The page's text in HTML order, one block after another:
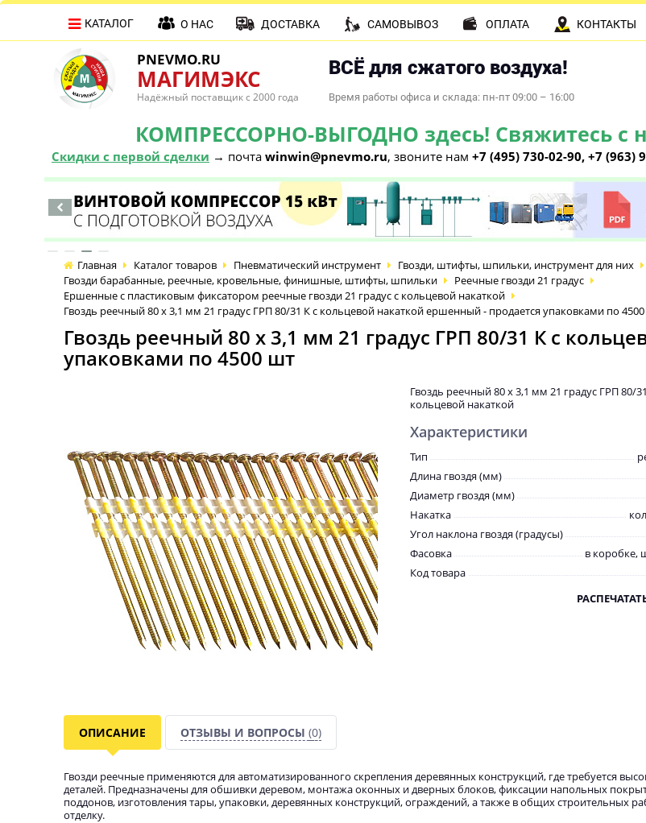
PNEVMO.RU
МАГИМЭКС
Надёжный поставщик с 2000 года
ВСЁ для сжатого воздуха!
Время работы офиса и склада: пн-пт 09:00 – 16:00
КОМПРЕССОРНО-ВЫГОДНО здесь! Свяжитесь с
Скидки с первой сделки → почта winwin@pnevmo.ru, звоните нам +7 (495) 730-02-90, +7 (963)
КАТАЛОГ О НАС ДОСТАВКА САМОВЫВОЗ ОПЛАТА КОНТАКТЫ
Главная Каталог товаров Пневматический инструмент
Гвозди, штифты, шпильки, инструмент для них
Гвозди барабанные, реечные, кровельные, финишные, штифты, шпильки
Реечные гвозди 21 градус
Ершенные с пластиковым фиксатором реечные гвозди 21 градус с кольцевой накаткой
Гвоздь реечный 80 х 3,1 мм 21 градус ГРП 80/31 К с кольцевой накаткой ершенный - продается упаковками по
Гвоздь реечный 80 х 3,1 мм 21 градус ГРП 80/31 К с
упаковками по 4500 шт
Гвоздь реечный 80 х 3,1 мм 21 градус ГРП 80/
кольцевой накаткой
Характеристики
Тип
Длина гвоздя (мм)
Диаметр гвоздя (мм)
Накатка
Угол наклона гвоздя (градусы)
Фасовка
в коробке,
Код товара
ОПИСАНИЕ ОТЗЫВЫ И ВОПРОСЫ (0)
Гвозди реечные применяются для автоматизированного скрепления деревянных конструкций, где требуется
деталей. Предназначены для обшивки деревом, монтажа оконных и дверных блоков, фиксации напольных
поддонов, изготовления тары, упаковки, деревянных конструкций, ограждений, а также в общих строительных
отделку.